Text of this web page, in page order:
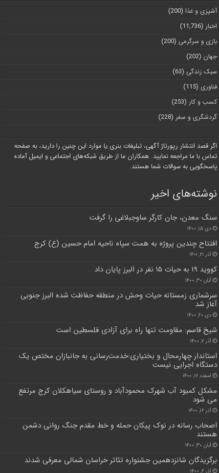
آشپزی و غذا (200)
اخبار (11,736)
بازی و سرگرمی (200)
جهان (202)
سبک زندگی (63)
فناوری (115)
کسب و کار (253)
گردشگری و سفر (228)
اگر قصد انتشار رپورتاژ آگهی، تبلیغات بنری یا موارد این چنین را دارید، به صفحه
تماس با ما مراجعه نمایید. همکاران ما از طریق شبکه‌های اجتماعی و ایمیل آماده
پاسخگویی به سوالات شما هستند.
نوشته‌های اخیر
سنگ معدن، جان کارگر ساوجبلاغی را گرفت
دی ۱۵, ۱۴۰۰
افتتاح چندین پروژه به همت سپاه ناحیه امام حسین (ع) کرج
آذر ۲۱, ۱۴۰۱
کووید ۱۹ به حیات ۱۵ نفر در البرز پایان داد
آبان ۳۰, ۱۴۰۰
سرشماری زمستانه حیات وحش در منطقه حفاظت شده البرز جنوبی
آغاز شد
دی ۲۰, ۱۴۰۰
شیخ قاسم: مقاومت تنها راه برای آزادی فلسطین است
آذر ۷, ۱۴۰۰
استاندار چهارمحال و بختیاری:خدمت‌رسانی به جانبازان مختص یک
دستگاه اجرایی نیست
اسفند ۱۷, ۱۴۰۰
مشکل کمبود آب شهرک محمودآباد و روستای سیاهکلان کرج مرتفع
می شود
آذر ۱۶, ۱۴۰۰
اصحاب رسانه در نوک پیکان حمله و خط مقدم جنگ روانی دشمن
هستند
آبان ۳۰, ۱۴۰۰
برگزیدگان شانزدهمین جشنواره تئاتر خراسان شمالی معرفی شدند
آذر ۶, ۱۴۰۰